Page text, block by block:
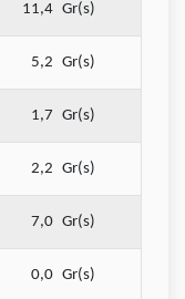
11,4 Gr(s)
5,2 Gr(s)
1,7 Gr(s)
2,2 Gr(s)
7,0 Gr(s)
0,0 Gr(s)